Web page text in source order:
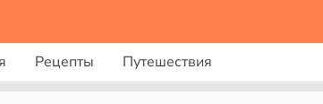
Рецепты Путешествия